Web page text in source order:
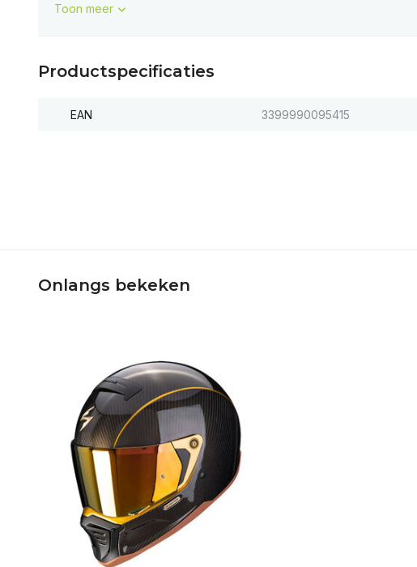
Toon meer
Productspecificaties
EAN 3399990095415
Onlangs bekeken